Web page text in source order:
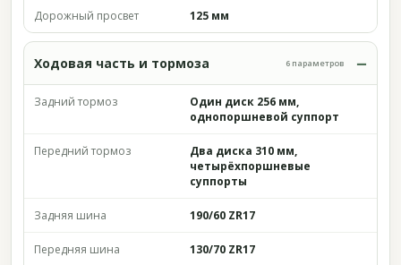
Дорожный просвет 125 мм
Ходовая часть и тормоза 6 параметров
Задний тормоз
Один диск 256 мм,
однопоршневой суппорт
Передний тормоз
Два диска 310 мм,
четырёхпоршневые
суппорты
Задняя шина 190/60 ZR17
Передняя шина 130/70 ZR17